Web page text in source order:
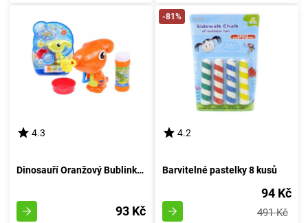
4.3
Dinosauří Oranžový Bublinkovač
93 Kč
-81%
4.2
Barvitelné pastelky 8 kusů
94 Kč
491 Kč